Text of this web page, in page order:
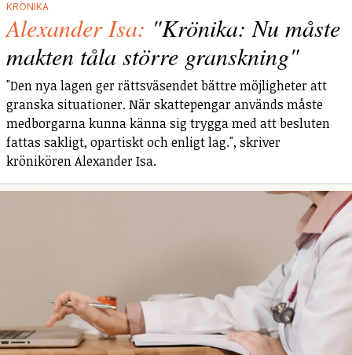
KRÖNIKA
Alexander Isa: "Krönika: Nu måste
makten tåla större granskning"
"Den nya lagen ger rättsväsendet bättre möjligheter att
granska situationer. När skattepengar används måste
medborgarna kunna känna sig trygga med att besluten
fattas sakligt, opartiskt och enligt lag.", skriver
krönikören Alexander Isa.